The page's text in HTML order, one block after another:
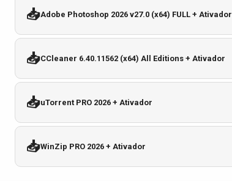
📥Adobe Photoshop 2026 v27.0 (x64) FULL + Ativador
📥CCleaner 6.40.11562 (x64) All Editions + Ativador
📥uTorrent PRO 2026 + Ativador
📥WinZip PRO 2026 + Ativador